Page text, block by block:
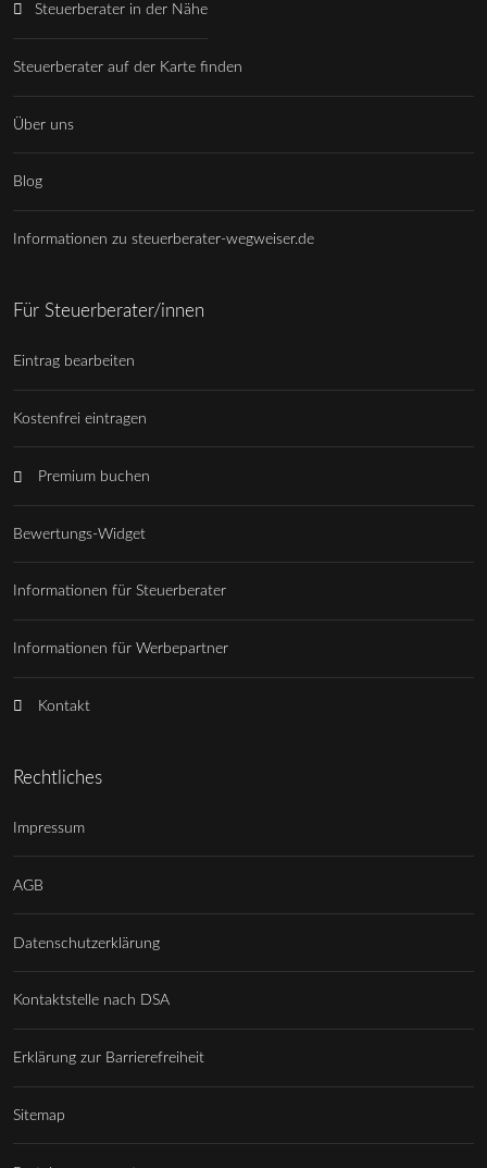
Steuerberater in der Nähe
Steuerberater auf der Karte finden
Über uns
Blog
Informationen zu steuerberater-wegweiser.de
Für Steuerberater/innen
Eintrag bearbeiten
Kostenfrei eintragen
Premium buchen
Bewertungs-Widget
Informationen für Steuerberater
Informationen für Werbepartner
Kontakt
Rechtliches
Impressum
AGB
Datenschutzerklärung
Kontaktstelle nach DSA
Erklärung zur Barrierefreiheit
Sitemap